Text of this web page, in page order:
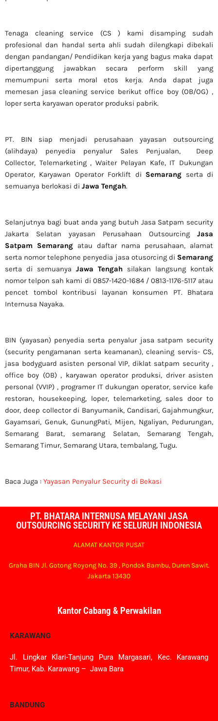
Tenaga cleaning service (CS ) kami disamping sudah
profesional dan handal serta ahli sudah dilengkapi dibekali
dengan pandangan/ Pendidikan kerja yang bagus maka dapat
dipertanggung jawabkan secara perform skill yang
memumpuni serta moral etos kerja. Anda dapat juga
memesan jasa cleaning service berikut office boy (OB/OG) ,
loper serta karyawan operator produksi pabrik.
PT. BIN siap menjadi perusahaan yayasan outsourcing
(alihdaya) penyedia penyalur Sales Penjualan, Deep
Collector, Telemarketing , Waiter Pelayan Kafe, IT Dukungan
Operator, Karyawan Operator Forklift di Semarang serta di
semuanya berlokasi di Jawa Tengah.
Selanjutnya bagi buat anda yang butuh Jasa Satpam security
Jakarta Selatan yayasan Perusahaan Outsourcing Jasa
Satpam Semarang atau daftar nama perusahaan, alamat
serta nomor telephone penyedia jasa otusorcing di Semarang
serta di semuanya Jawa Tengah silakan langsung kontak
nomor telpon sah kami di 0857-1420-1684 / 0813-1176-5117 atau
pencet tombol kontribusi layanan konsumen PT. Bhatara
Internusa Nayaka.
BIN (yayasan) penyedia serta penyalur jasa satpam security
(security pengamanan serta keamanan), cleaning servis- CS,
jasa bodyguard asisten personal VIP, diklat satpam security ,
office boy (OB) , karyawan operator produksi, driver asisten
personal (VVIP) , programer IT dukungan operator, service kafe
restoran, housekeeping, loper, telemarketing, sales door to
door, deep collector di Banyumanik, Candisari, Gajahmungkur,
Gayamsari, Genuk, GunungPati, Mijen, Ngaliyan, Pedurungan,
Semarang Barat, semarang Selatan, Semarang Tengah,
Semarang Timur, Semarang Utara, tembalang, Tugu.
Baca Juga : Yayasan Penyalur Security di Bekasi
PT. BHATARA INTERNUSA MELAYANI JASA
OUTSOURCING SECURITY KE SELURUH INDONESIA
ALAMAT KANTOR PUSAT
Graha BIN Jl. Gotong Royong No. 39 , Pondok Bambu, Duren Sawit.
Jakarta 13430
Kantor Cabang & Perwakilan
KARAWANG
Jl. Lingkar Klari-Tanjung Pura Margasari, Kec. Karawang
Timur, Kab. Karawang – Jawa Bara
BANDUNG